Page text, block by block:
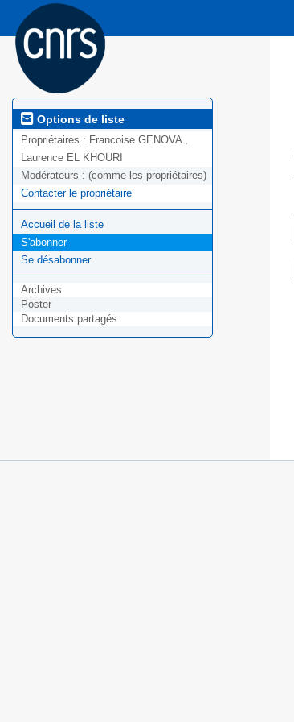
Options de liste
Propriétaires : Francoise GENOVA ,
Laurence EL KHOURI
Modérateurs : (comme les propriétaires)
Contacter le propriétaire
Accueil de la liste
S'abonner
Se désabonner
Archives
Poster
Documents partagés